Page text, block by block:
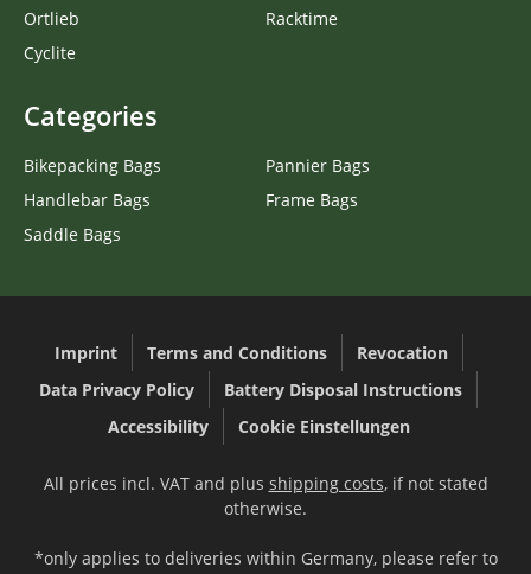
Ortlieb
Cyclite
Racktime
Categories
Bikepacking Bags
Handlebar Bags
Saddle Bags
Pannier Bags
Frame Bags
Imprint Terms and Conditions
Revocation
Data Privacy Policy
Battery Disposal Instructions
Accessibility
Cookie Einstellungen
All prices incl. VAT and plus shipping costs, if not stated
otherwise.
*only applies to deliveries within Germany, please refer to